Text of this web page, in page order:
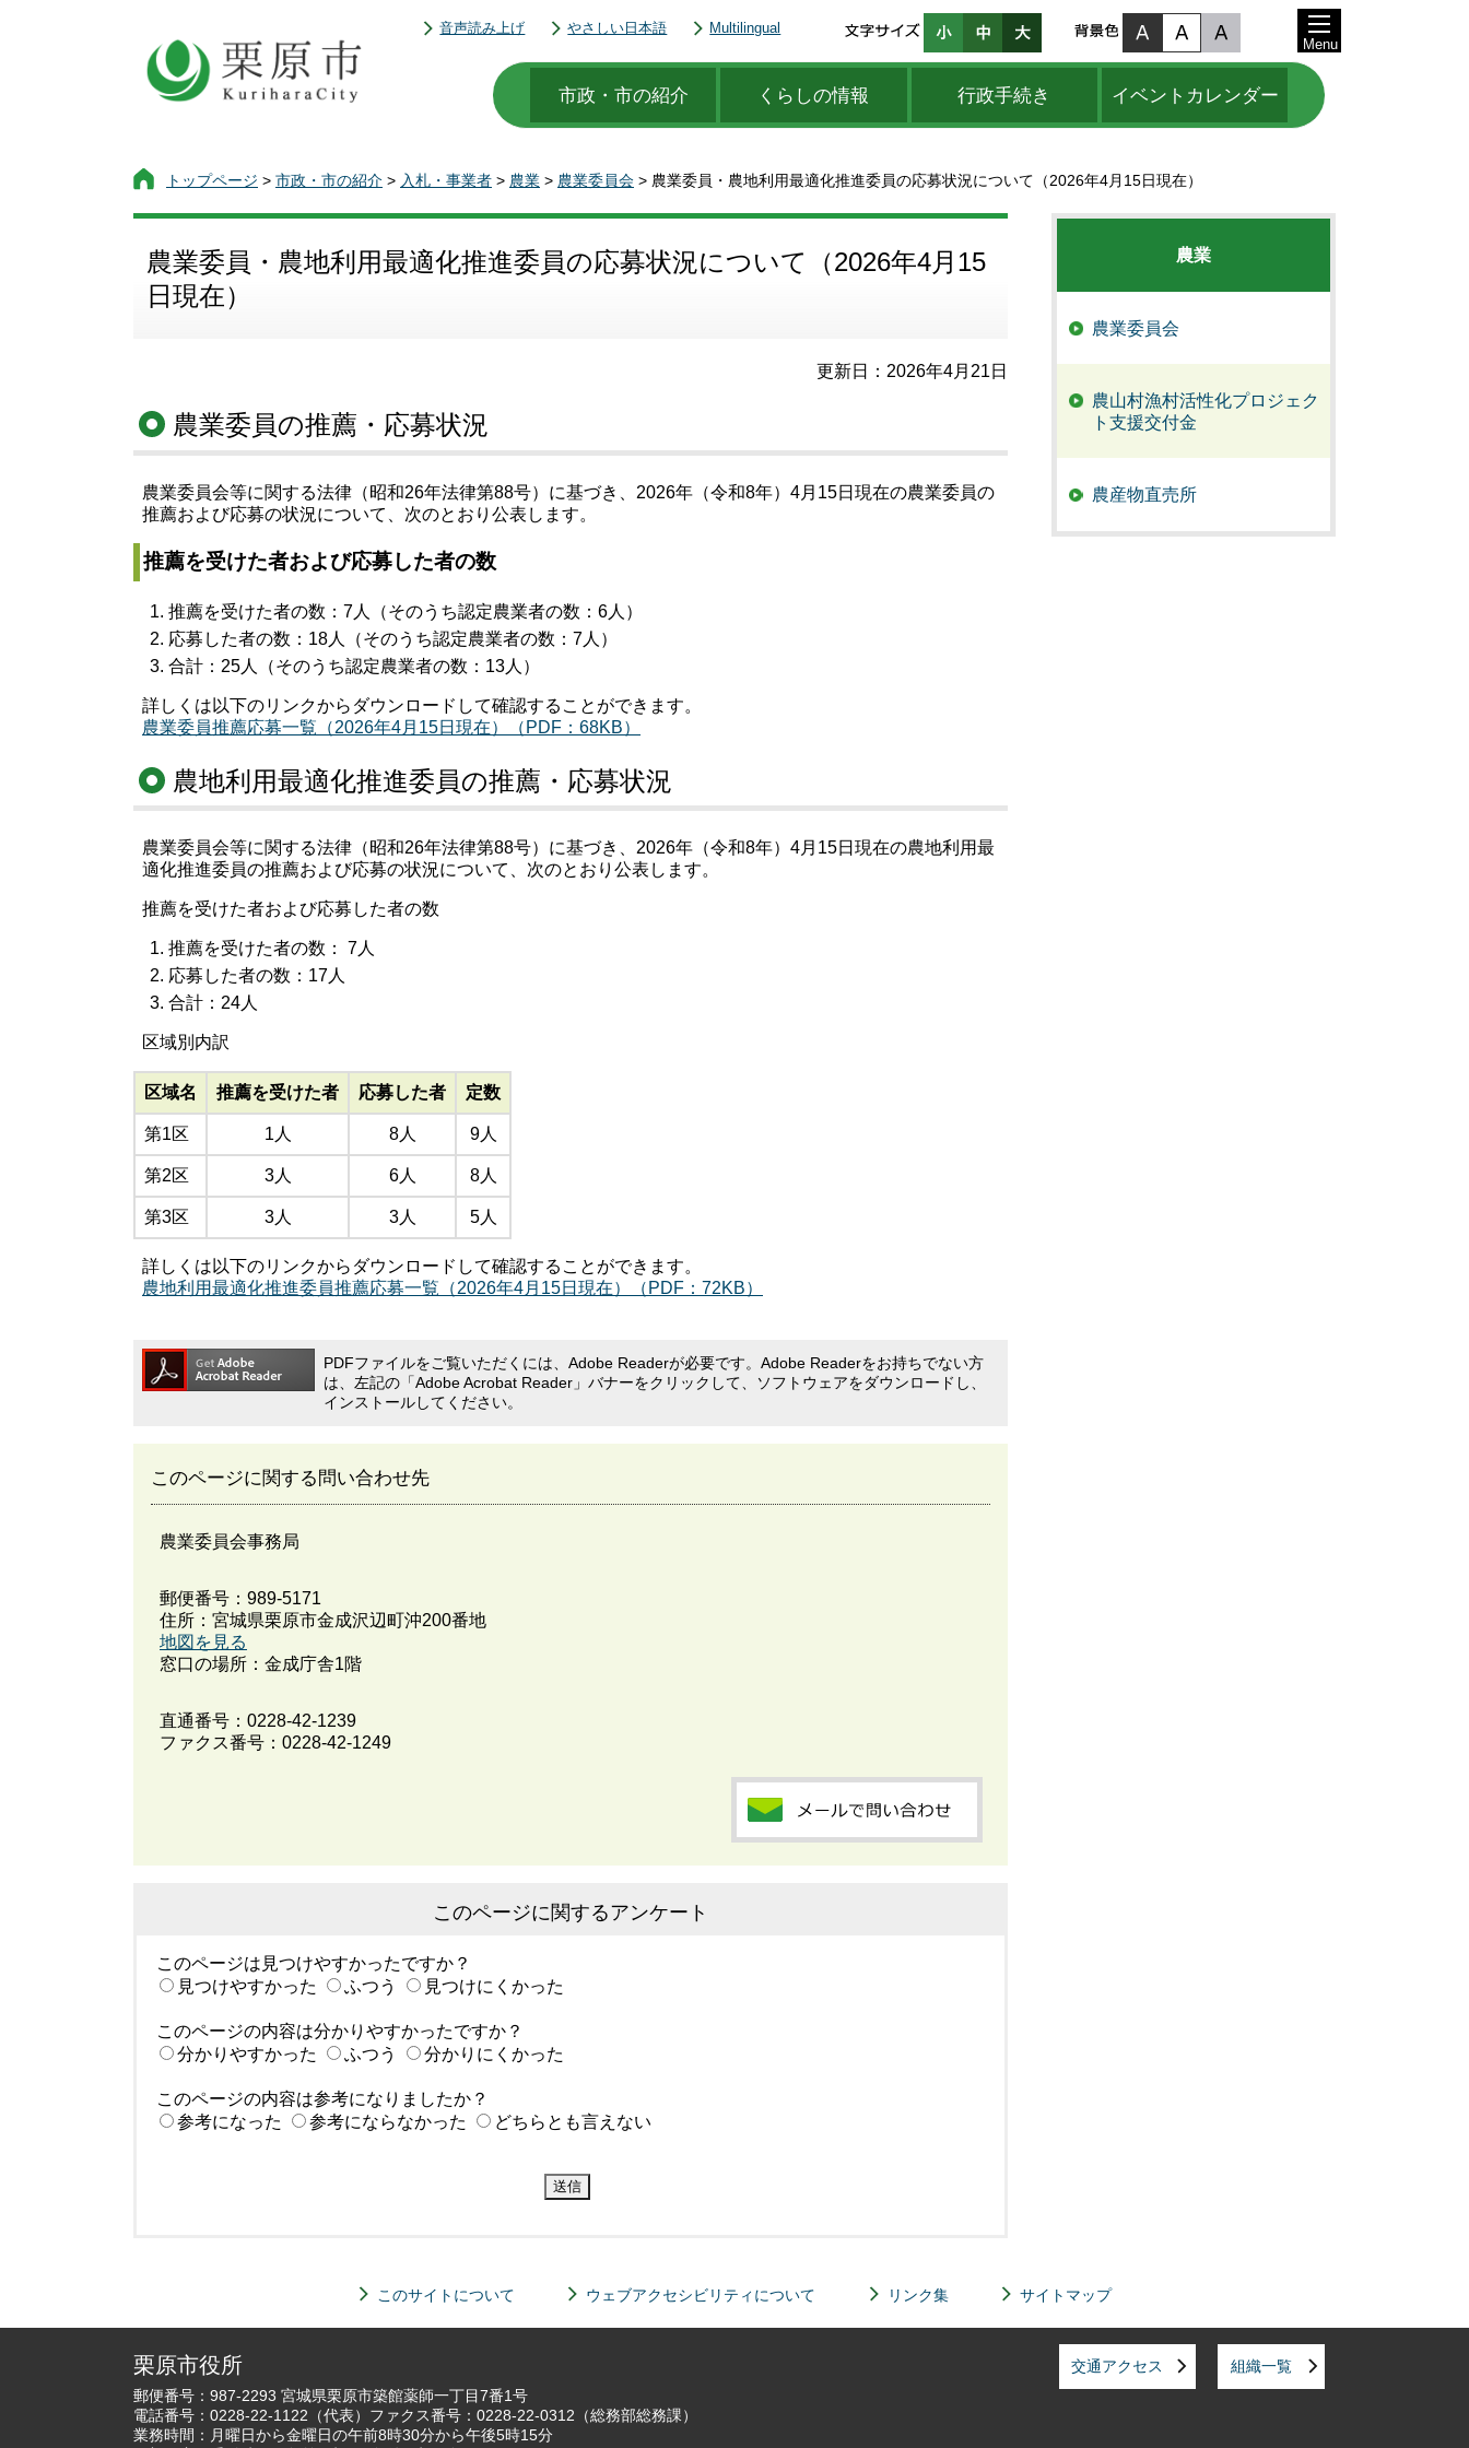
音声読み上げ やさしい日本語 Multilingual
市政・市の紹介 くらしの情報 行政手続き イベントカレンダー
Menu
トップページ > 市政・市の紹介 > 入札・事業者 > 農業 > 農業委員会 > 農業委員・農地利用最適化推進委員の応募状況について（2026年4月15日現在）
農業委員・農地利用最適化推進委員の応募状況について（2026年4月15
日現在）
更新日：2026年4月21日
農業委員の推薦・応募状況
農業委員会等に関する法律（昭和26年法律第88号）に基づき、2026年（令和8年）4月15日現在の農業委員の
推薦および応募の状況について、次のとおり公表します。
推薦を受けた者および応募した者の数
推薦を受けた者の数：7人（そのうち認定農業者の数：6人）
応募した者の数：18人（そのうち認定農業者の数：7人）
合計：25人（そのうち認定農業者の数：13人）
詳しくは以下のリンクからダウンロードして確認することができます。
農業委員推薦応募一覧（2026年4月15日現在）（PDF：68KB）
農地利用最適化推進委員の推薦・応募状況
農業委員会等に関する法律（昭和26年法律第88号）に基づき、2026年（令和8年）4月15日現在の農地利用最
適化推進委員の推薦および応募の状況について、次のとおり公表します。
推薦を受けた者および応募した者の数
推薦を受けた者の数： 7人
応募した者の数：17人
合計：24人
区域別内訳
区域名 推薦を受けた者 応募した者 定数
第1区 1人 8人 9人
第2区 3人 6人 8人
第3区 3人 3人 5人
詳しくは以下のリンクからダウンロードして確認することができます。
農地利用最適化推進委員推薦応募一覧（2026年4月15日現在）（PDF：72KB）
PDFファイルをご覧いただくには、Adobe Readerが必要です。Adobe Readerをお持ちでない方
は、左記の「Adobe Acrobat Reader」バナーをクリックして、ソフトウェアをダウンロードし、
インストールしてください。
このページに関する問い合わせ先
農業委員会事務局
郵便番号：989-5171
住所：宮城県栗原市金成沢辺町沖200番地
地図を見る
窓口の場所：金成庁舎1階
直通番号： 0228-42-1239
ファクス番号：0228-42-1249
このページに関するアンケート
このページは見つけやすかったですか？
見つけやすかった
ふつう 見つけにくかった
このページの内容は分かりやすかったですか？
分かりやすかった
ふつう 分かりにくかった
このページの内容は参考になりましたか？
参考になった
参考にならなかった どちらとも言えない
農業
農業委員会
農山村漁村活性化プロジェク
ト支援交付金
農産物直売所
このサイトについて ウェブアクセシビリティについて リンク集 サイトマップ
栗原市役所
郵便番号：987-2293 宮城県栗原市築館薬師一丁目7番1号
電話番号： 0228-22-1122 （代表）ファクス番号：0228-22-0312（総務部総務課）
業務時間：月曜日から金曜日の午前8時30分から午後5時15分
交通アクセス 組織一覧